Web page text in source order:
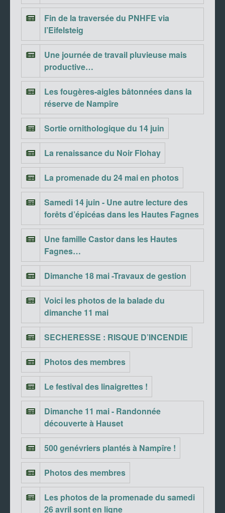
Fin de la traversée du PNHFE via
l’Eifelsteig
Une journée de travail pluvieuse mais
productive…
Les fougères-aigles bâtonnées dans la
réserve de Nampîre
Sortie ornithologique du 14 juin
La renaissance du Noir Flohay
La promenade du 24 mai en photos
Samedi 14 juin - Une autre lecture des
forêts d’épicéas dans les Hautes Fagnes
Une famille Castor dans les Hautes
Fagnes…
Dimanche 18 mai -Travaux de gestion
Voici les photos de la balade du
dimanche 11 mai
SECHERESSE : RISQUE D’INCENDIE
Photos des membres
Le festival des linaigrettes !
Dimanche 11 mai - Randonnée
découverte à Hauset
500 genévriers plantés à Nampîre !
Photos des membres
Les photos de la promenade du samedi
26 avril sont en ligne